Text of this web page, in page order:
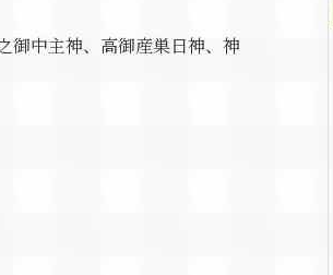
御中主神、高御産巣日神、神